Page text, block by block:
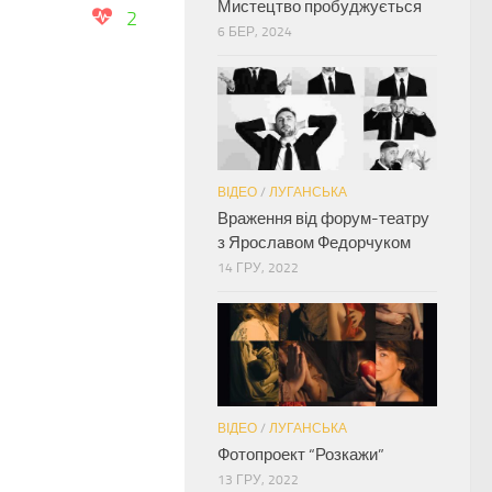
2
Мистецтво пробуджується
6 БЕР, 2024
ВІДЕО / ЛУГАНСЬКА
Враження від форум-театру
з Ярославом Федорчуком
14 ГРУ, 2022
ВІДЕО / ЛУГАНСЬКА
Фотопроект “Розкажи”
13 ГРУ, 2022